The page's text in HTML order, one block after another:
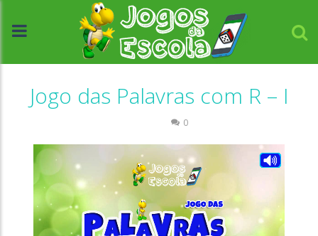
Jogo das Palavras com R – I
0